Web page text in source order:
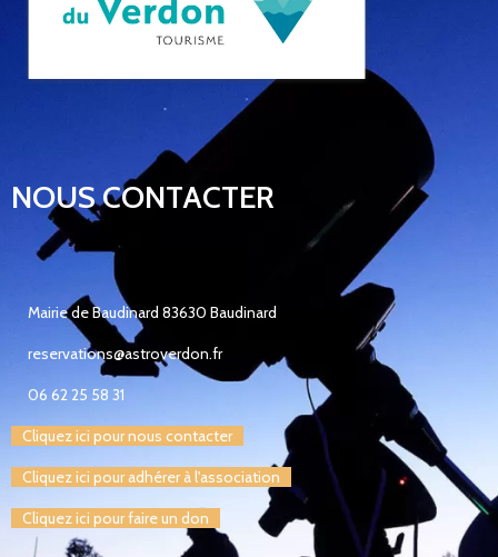
NOUS CONTACTER
Mairie de Baudinard 83630 Baudinard
reservations@astroverdon.fr
06 62 25 58 31
Cliquez ici pour nous contacter
Cliquez ici pour adhérer à l'association
Cliquez ici pour faire un don